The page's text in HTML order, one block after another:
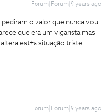
Forum|Forum|9 years ago
o valor que nunca vou
que era um vigarista mas
est+a situação triste
Forum|Forum|9 years ago